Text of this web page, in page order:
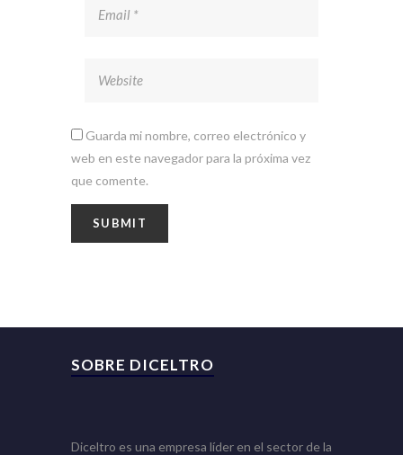
Guarda mi nombre, correo electrónico y
web en este navegador para la próxima vez
que comente.
SOBRE DICELTRO
Diceltro es una empresa líder en el sector de la